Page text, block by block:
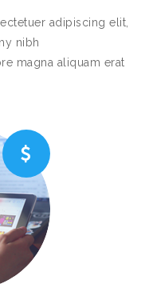
adipiscing elit,
nibh
magna aliquam erat